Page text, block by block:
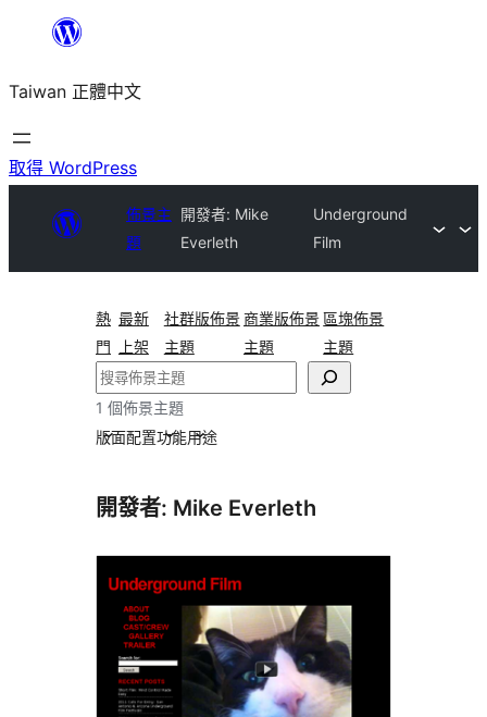
主
要
內
Taiwan 正體中文
取得 WordPress
佈景主
題
開發者: Mike
Everleth
Underground
Film
熱
門
最新
上架
社群版佈景
主題
商業版佈景
主題
區塊佈景
主題
搜
尋
1 個佈景主題
版面配置功能用途
開發者: Mike Everleth